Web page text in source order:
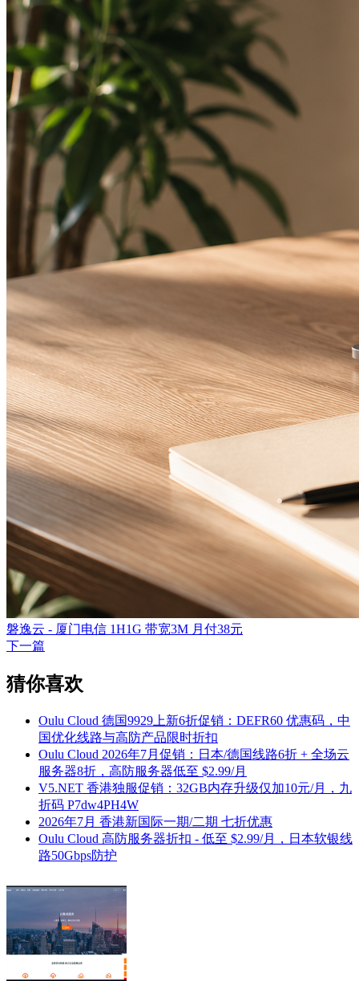
磐逸云 - 厦门电信 1H1G 带宽3M 月付38元
下一篇
猜你喜欢
Oulu Cloud 德国9929上新6折促销：DEFR60 优惠码，中
国优化线路与高防产品限时折扣
Oulu Cloud 2026年7月促销：日本/德国线路6折 + 全场云
服务器8折，高防服务器低至 $2.99/月
V5.NET 香港独服促销：32GB内存升级仅加10元/月，九
折码 P7dw4PH4W
2026年7月 香港新国际一期/二期 七折优惠
Oulu Cloud 高防服务器折扣 - 低至 $2.99/月，日本软银线
路50Gbps防护